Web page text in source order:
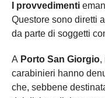
I provvedimenti
Questore sono diretti
da parte di soggetti
A Porto San Giorgio,
carabinieri hanno
che, sebbene